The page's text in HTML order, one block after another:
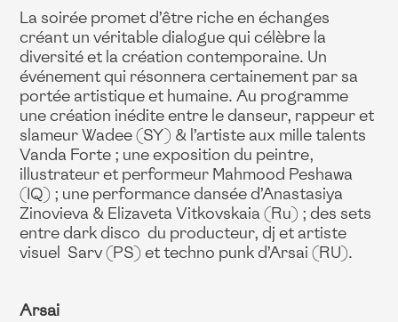
La soirée promet d’être riche en échanges
créant un véritable dialogue qui célèbre la
diversité et la création contemporaine. Un
événement qui résonnera certainement par sa
portée artistique et humaine. Au programme
une création inédite entre le danseur, rappeur et
slameur Wadee (SY) & l’artiste aux mille talents
Vanda Forte ; une exposition du peintre,
illustrateur et performeur Mahmood Peshawa
(IQ) ; une performance dansée d’Anastasiya
Zinovieva & Elizaveta Vitkovskaia (Ru) ; des sets
entre dark disco du producteur, dj et artiste
visuel Sarv (PS) et techno punk d’Arsai (RU).
Arsai